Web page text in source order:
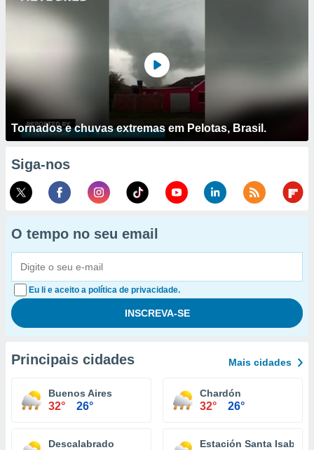
Tornados e chuvas extremas em Pelotas, Brasil.
Siga-nos
O tempo no seu email
Eu li e aceito a política de privacidade.
Principais cidades Mais cidades
Buenos Aires
32° 26°
Chardón
32° 26°
Descalabrado Estación Santa Isabel